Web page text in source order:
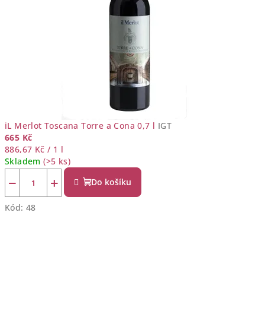
iL Merlot Toscana Torre a Cona 0,7 l IGT
665 Kč
Měrná
cena:
886,67 Kč / 1 l
Skladem(>5 ks)
+
− Do košíku
Kód: 48